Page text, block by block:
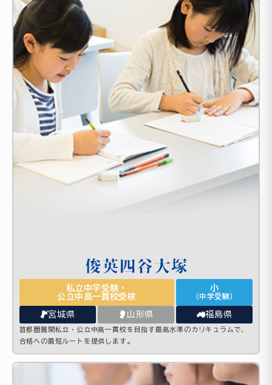
私立中学受験・
公立中高一貫校受検
小
（中学受験）
宮城県 山形県 福島県
首都圏難関私立・公立中高一貫校を目指す最高水準のカリキュラムで、
合格への最短ルートを提供します。